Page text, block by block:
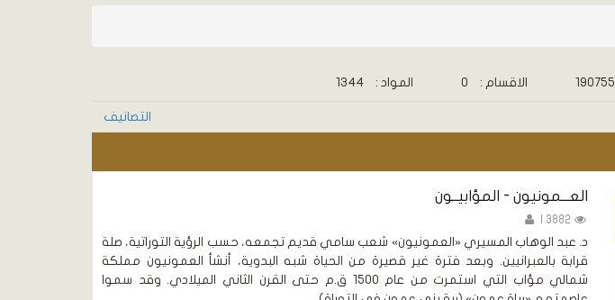
190755 الاقسام : 0 المواد : 1344
التصانيف
العـــمونيون - المؤابيــون
د. عبد الوهاب المسيري «العمونيون» شعب سامي قديم تجمعه، حسب الرؤية التوراتية، صلة
قرابة بالعبرانيين. وبعد فترة غير قصيرة من الحياة شبه البدوية، أنشأ العمونيون مملكة
شمالي مؤاب التي استمرت من عام 1500 ق.م حتى القرن الثاني الميلادي. وقد سموا